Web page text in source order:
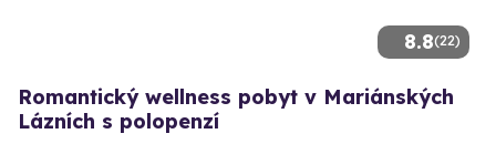
8.8(22)
Romantický wellness pobyt v Mariánských
Lázních s polopenzí